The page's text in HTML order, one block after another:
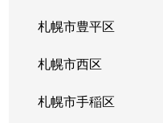
札幌市豊平区
札幌市西区
札幌市手稲区